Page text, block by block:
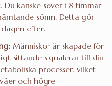
kanske sover i 8 timmar
sömn. Detta gör
efter.
Människor är skapade för
sittande signalerar till din
processer, vilket
och högre